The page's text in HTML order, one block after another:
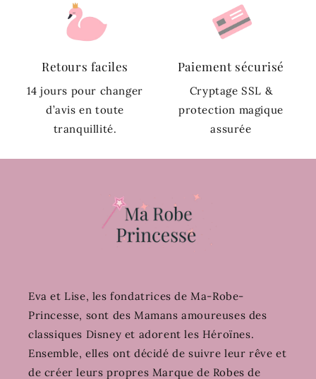
Retours faciles
14 jours pour changer
d’avis en toute
tranquillité.
Paiement sécurisé
Cryptage SSL &
protection magique
assurée
Eva et Lise, les fondatrices de Ma-Robe-
Princesse, sont des Mamans amoureuses des
classiques Disney et adorent les Héroïnes.
Ensemble, elles ont décidé de suivre leur rêve et
de créer leurs propres Marque de Robes de